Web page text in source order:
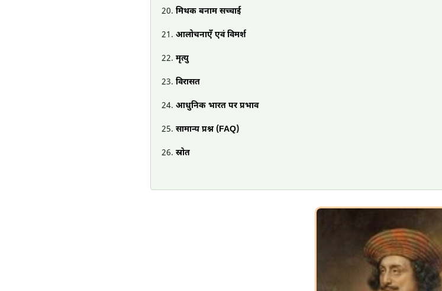
मिथक बनाम सच्चाई
आलोचनाएँ एवं विमर्श
मृत्यु
विरासत
आधुनिक भारत पर प्रभाव
सामान्य प्रश्न (FAQ)
स्रोत